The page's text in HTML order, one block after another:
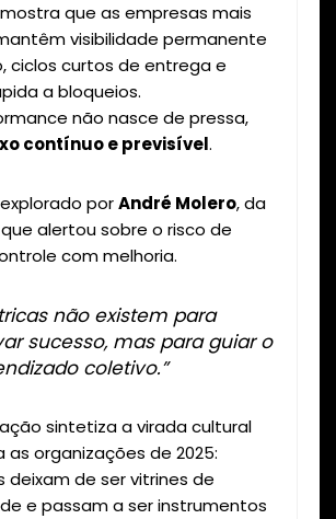
que as empresas mais
visibilidade permanente
ciclos curtos de entrega e
a bloqueios.
não nasce de pressa,
contínuo e previsível.
porAndré Molero, da
alertou sobre o risco de
com melhoria.
não existem para
sucesso, mas para guiar o
coletivo.”
sintetiza a virada cultural
as organizações de 2025:
deixam de ser vitrines de
e passam a ser instrumentos